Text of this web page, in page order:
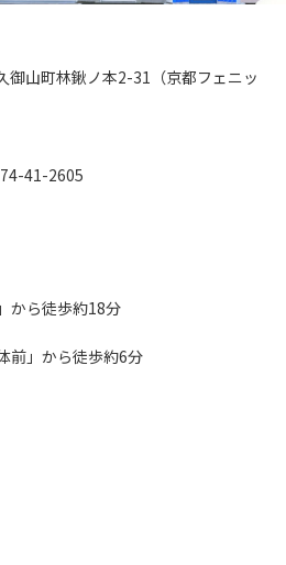
御山町林鍬ノ本2-31（京都フェニッ
41-2605
から徒歩約18分
前」から徒歩約6分